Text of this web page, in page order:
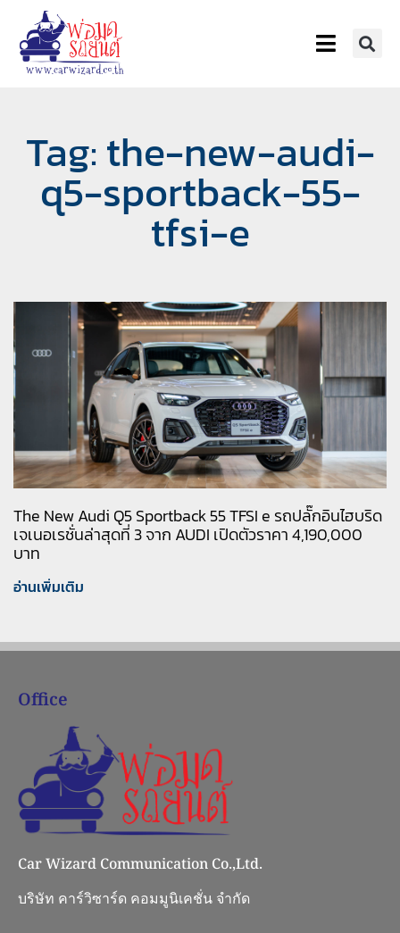
Tag: the-new-audi-
q5-sportback-55-
tfsi-e
The New Audi Q5 Sportback 55 TFSI e รถปลั๊กอินไฮบริด
เจเนอเรชั่นล่าสุดที่ 3 จาก AUDI เปิดตัวราคา 4,190,000
บาท
อ่านเพิ่มเติม
Office
Car Wizard Communication Co.,Ltd.
บริษัท คาร์วิซาร์ด คอมมูนิเคชั่น จำกัด